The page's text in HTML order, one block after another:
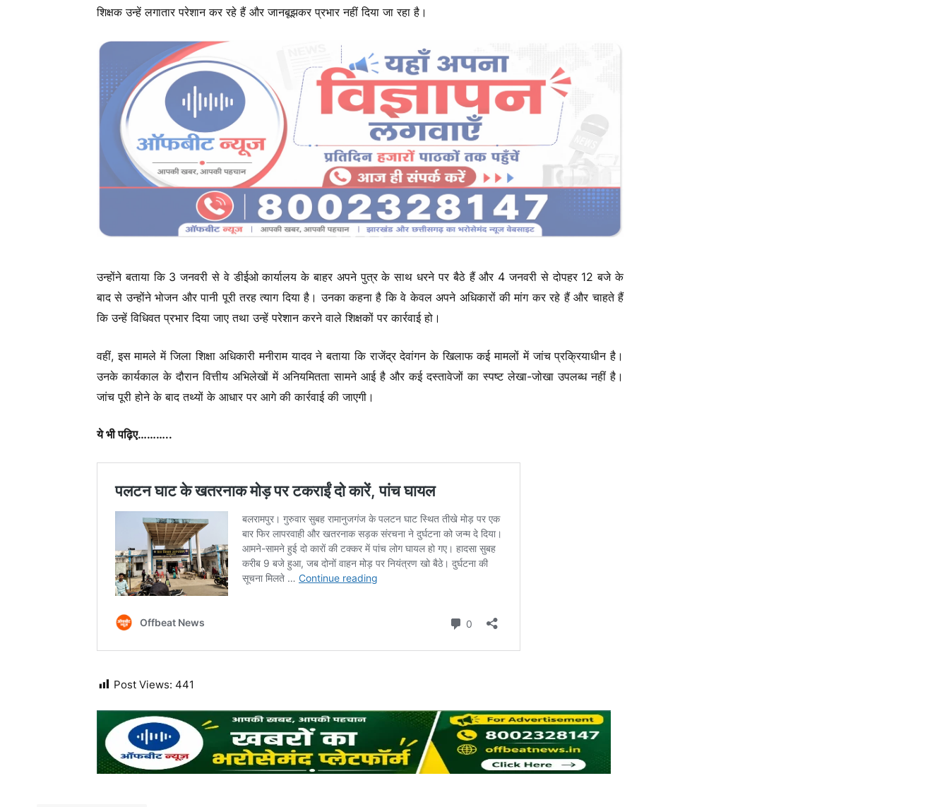
शिक्षक उन्हें लगातार परेशान कर रहे हैं और जानबूझकर प्रभार नहीं दिया जा रहा है।
उन्होंने बताया कि 3 जनवरी से वे डीईओ कार्यालय के बाहर अपने पुत्र के साथ धरने पर बैठे हैं और 4 जनवरी से दोपहर 12 बजे के
बाद से उन्होंने भोजन और पानी पूरी तरह त्याग दिया है। उनका कहना है कि वे केवल अपने अधिकारों की मांग कर रहे हैं और चाहते हैं
कि उन्हें विधिवत प्रभार दिया जाए तथा उन्हें परेशान करने वाले शिक्षकों पर कार्रवाई हो।
वहीं, इस मामले में जिला शिक्षा अधिकारी मनीराम यादव ने बताया कि राजेंद्र देवांगन के खिलाफ कई मामलों में जांच प्रक्रियाधीन है।
उनके कार्यकाल के दौरान वित्तीय अभिलेखों में अनियमितता सामने आई है और कई दस्तावेजों का स्पष्ट लेखा-जोखा उपलब्ध नहीं है।
जांच पूरी होने के बाद तथ्यों के आधार पर आगे की कार्रवाई की जाएगी।
ये भी पढ़िए………..
Post Views: 441